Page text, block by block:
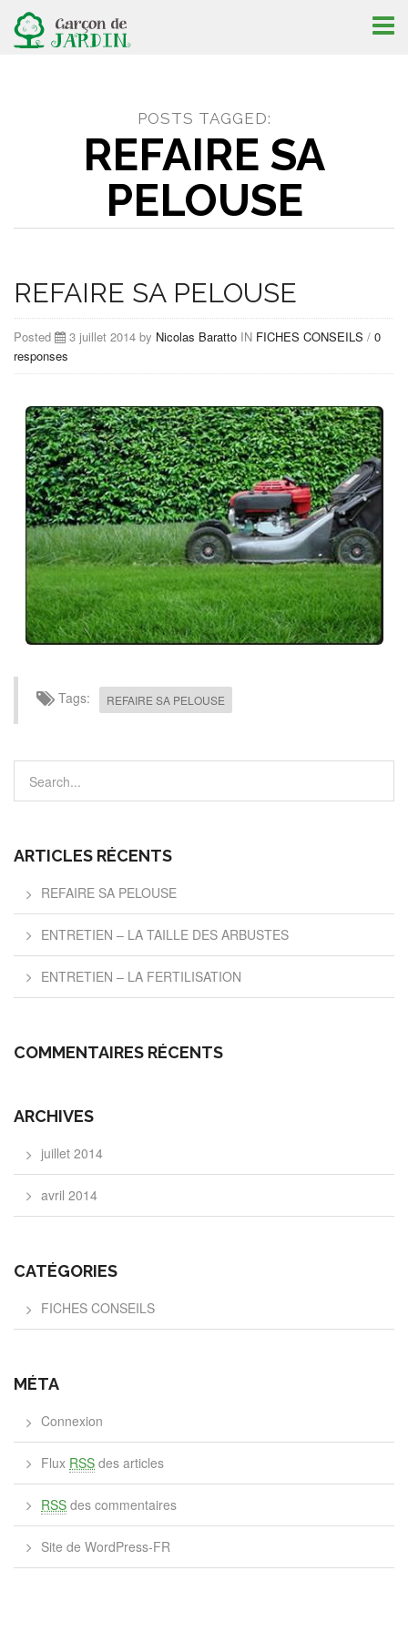
POSTS TAGGED:
REFAIRE SA
PELOUSE
REFAIRE SA PELOUSE
Posted 3 juillet 2014 by Nicolas Baratto IN FICHES CONSEILS / 0
responses
Tags: REFAIRE SA PELOUSE
ARTICLES RÉCENTS
REFAIRE SA PELOUSE
ENTRETIEN – LA TAILLE DES ARBUSTES
ENTRETIEN – LA FERTILISATION
COMMENTAIRES RÉCENTS
ARCHIVES
juillet 2014
avril 2014
CATÉGORIES
FICHES CONSEILS
MÉTA
Connexion
Flux RSS des articles
RSS des commentaires
Site de WordPress-FR